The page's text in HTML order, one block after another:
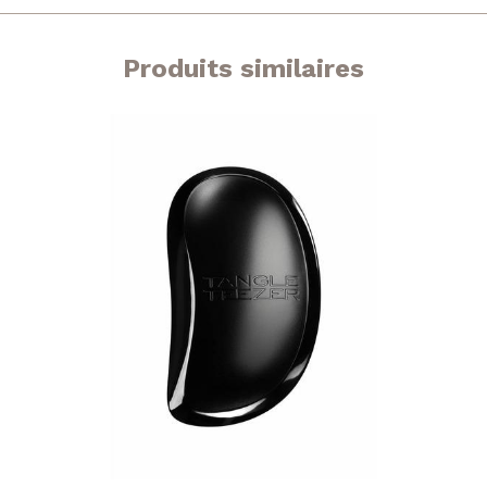
Produits similaires